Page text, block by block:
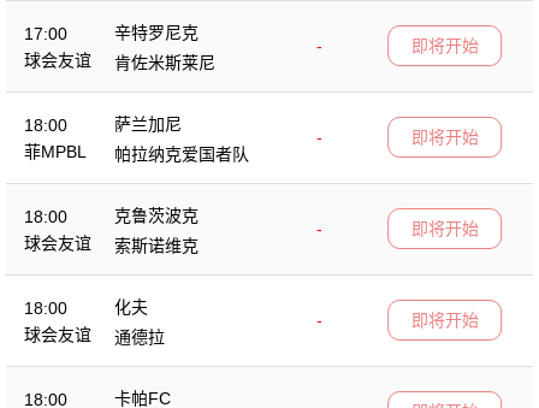
17:00
球会友谊
辛特罗尼克
-
肯佐米斯莱尼
即将开始
18:00
菲MPBL
萨兰加尼
-
帕拉纳克爱国者队
即将开始
18:00
球会友谊
克鲁茨波克
-
索斯诺维克
即将开始
18:00
球会友谊
化夫
-
通德拉
即将开始
18:00
卡帕FC